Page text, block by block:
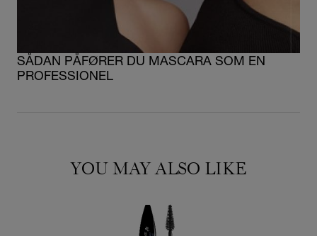
SÅDAN PÅFØRER DU MASCARA SOM EN
PROFESSIONEL
YOU MAY ALSO LIKE